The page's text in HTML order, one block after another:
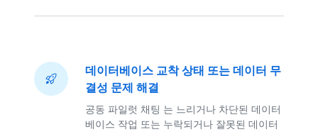
데이터베이스 교착 상태 또는 데이터 무
결성 문제 해결
공동 파일럿 채팅 는 느리거나 차단된 데이터
베이스 작업 또는 누락되거나 잘못된 데이터